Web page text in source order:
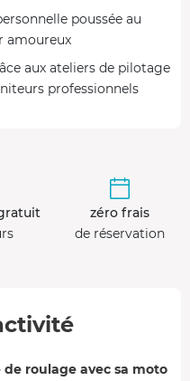
poussée au
amoureux
aux ateliers de pilotage
professionnels
zéro frais
de réservation
roulage avec sa moto